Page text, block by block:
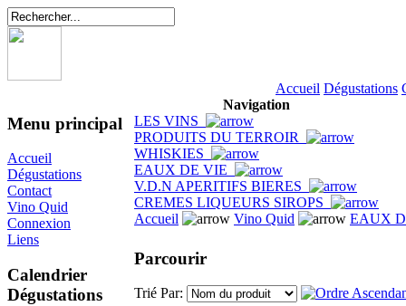
Accueil Dégustations
Menu principal
Accueil
Dégustations
Contact
Vino Quid
Connexion
Liens
Calendrier
Dégustations
Navigation
LES VINS
PRODUITS DU TERROIR
WHISKIES
EAUX DE VIE
V.D.N APERITIFS BIERES
CREMES LIQUEURS SIROPS
Accueil
Vino Quid EAUX
Parcourir
Trié Par: